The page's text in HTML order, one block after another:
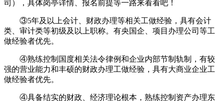
司），具体岗亭详情、报名前提等一路来看看吧！
③5年及以上会计、财政办理等相关工做经验，具有会计
类、审计类等初级及以上职称。有央国企、项目办理公司等工
做经验者优先。
④熟练控制国度相关法令律例和企业内部节制轨制，有较
强的营业能力和丰硕的财政办理工做经验，具有大商业企业工
做经验者优先。
④具备结实的财政、经济理论根本，熟练控制资产办理东